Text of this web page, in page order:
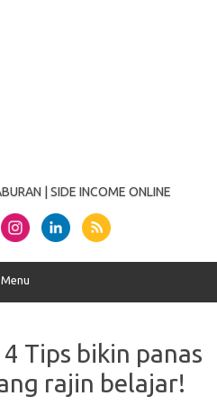
| SIDE INCOME ONLINE
Menu
4 Tips bikin panas
rajin belajar!